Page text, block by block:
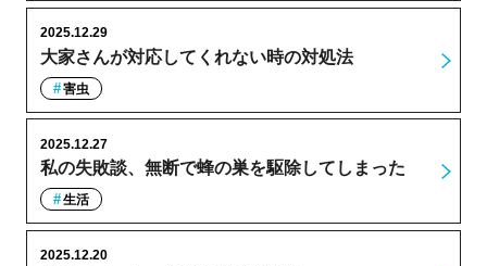
大家さんが対応してくれない時の対処法
2025.12.29
害虫
私の失敗談、無断で蜂の巣を駆除してしまった
2025.12.27
生活
2025.12.20